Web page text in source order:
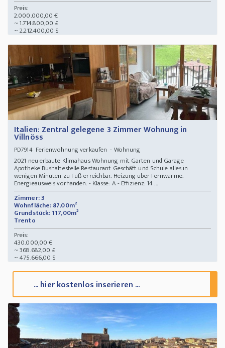
Preis:
2.000.000,00 €
~ 1.714.800,00 £
~ 2.212.400,00 $
Italien: Zentral gelegene 3 Zimmer Wohnung in
Villnöss
PD7914Ferienwohnung verkaufen - Wohnung
2021 neu erbaute Klimahaus Wohnung mit Garten und Garage
Apotheke Bushaltestelle Restaurant Geschäft und Schule alles in
wenigen Minuten zu Fuß erreichbar. Heizung über Fernwärme.
Energieausweis vorhanden. - Klasse: A - Effizienz: 14 ...
Zimmer: 3
Wohnfläche: 87,00m²
Grundstück: 117,00m²
Trento
Preis:
430.000,00 €
~ 368.682,00 £
~ 475.666,00 $
... hier kostenlos inserieren ...